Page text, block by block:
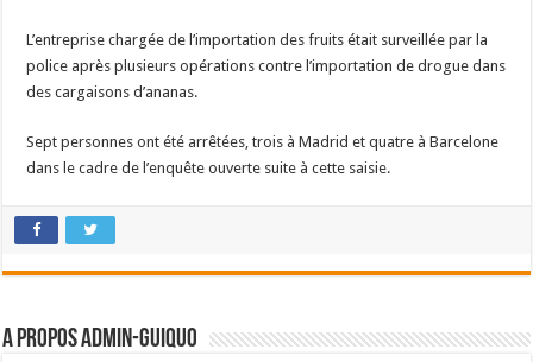
L’entreprise chargée de l’importation des fruits était surveillée par la
police après plusieurs opérations contre l’importation de drogue dans
des cargaisons d’ananas.
Sept personnes ont été arrêtées, trois à Madrid et quatre à Barcelone
dans le cadre de l’enquête ouverte suite à cette saisie.
A propos admin-guiquo